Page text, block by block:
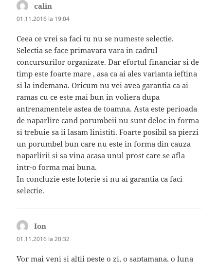
calin
01.11.2016 la 19:04
Ceea ce vrei sa faci tu nu se numeste selectie.
Selectia se face primavara vara in cadrul
concursurilor organizate. Dar efortul financiar si de
timp este foarte mare , asa ca ai ales varianta ieftina
si la indemana. Oricum nu vei avea garantia ca ai
ramas cu ce este mai bun in voliera dupa
antrenamentele astea de toamna. Asta este perioada
de naparlire cand porumbeii nu sunt deloc in forma
si trebuie sa ii lasam linistiti. Foarte posibil sa pierzi
un porumbel bun care nu este in forma din cauza
naparlirii si sa vina acasa unul prost care se afla
intr-o forma mai buna.
In concluzie este loterie si nu ai garantia ca faci
selectie.
Ion
01.11.2016 la 20:32
Vor mai veni si altii peste o zi, o saptamana, o luna